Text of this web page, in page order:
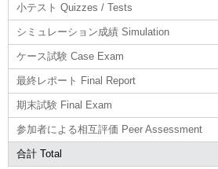
小テスト Quizzes / Tests
シミュレーション成績 Simulation
ケース試験 Case Exam
最終レポート Final Report
期末試験 Final Exam
参加者による相互評価 Peer Assessment
合計 Total